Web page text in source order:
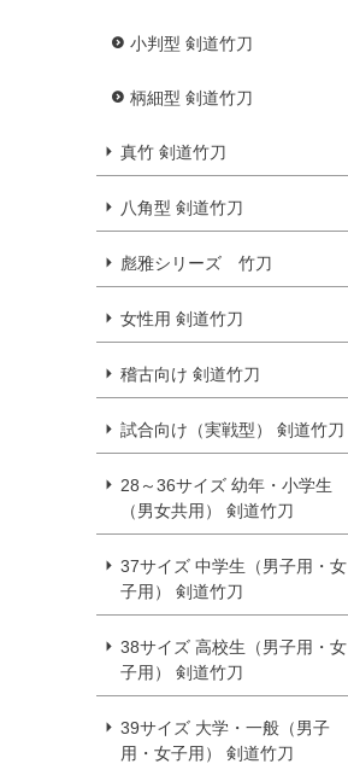
小判型 剣道竹刀
柄細型 剣道竹刀
真竹 剣道竹刀
八角型 剣道竹刀
彪雅シリーズ 竹刀
女性用 剣道竹刀
稽古向け 剣道竹刀
試合向け（実戦型） 剣道竹刀
28～36サイズ 幼年・小学生
（男女共用） 剣道竹刀
37サイズ 中学生（男子用・女
子用） 剣道竹刀
38サイズ 高校生（男子用・女
子用） 剣道竹刀
39サイズ 大学・一般（男子
用・女子用） 剣道竹刀